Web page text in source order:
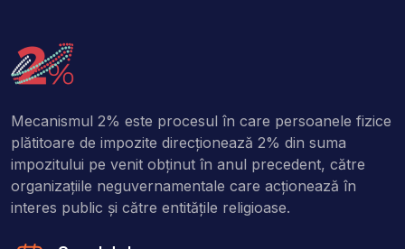
Mecanismul 2% este procesul în care persoanele fizice
plătitoare de impozite direcţionează 2% din suma
impozitului pe venit obţinut în anul precedent, către
organizaţiile neguvernamentale care acţionează în
interes public şi către entitățile religioase.